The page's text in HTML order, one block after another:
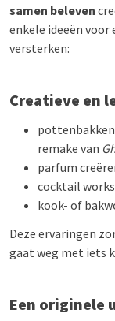
samen beleven
enkele ideeën voor
versterken:
Creatieve en
remake van
parfum
cocktail
kook- of
Deze ervaringen
gaat weg met iets
Een originele